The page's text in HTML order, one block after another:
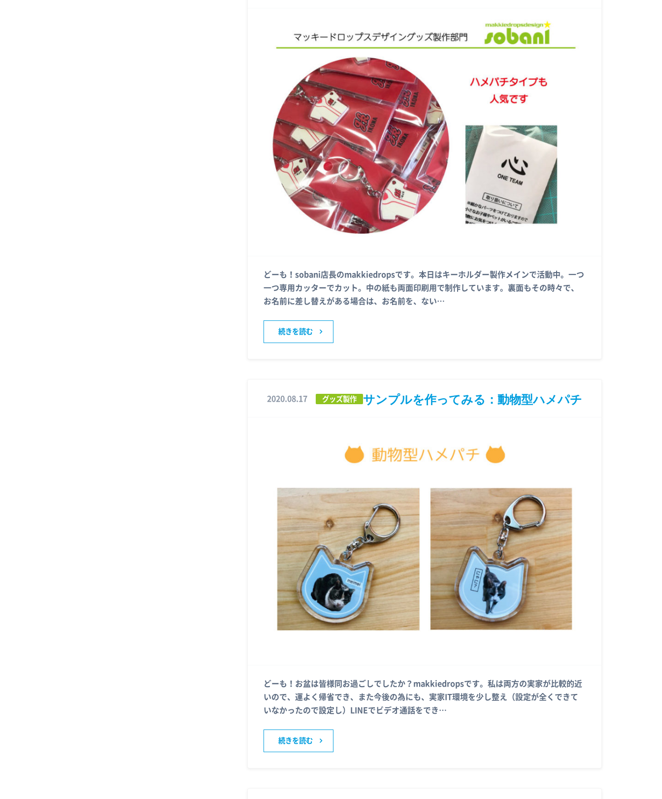
どーも！sobani店長のmakkiedropsです。本日はキーホルダー製作メインで活動中。一つ
一つ専用カッターでカット。中の紙も両面印刷用で制作しています。裏面もその時々で、
お名前に差し替えがある場合は、お名前を、ない…
続きを読む
2020.08.17 グッズ製作 サンプルを作ってみる：動物型ハメパチ
どーも！お盆は皆様同お過ごしでしたか？makkiedropsです。私は両方の実家が比較的近
いので、運よく帰省でき、また今後の為にも、実家IT環境を少し整え（設定が全くできて
いなかったので設定し）LINEでビデオ通話をでき…
続きを読む